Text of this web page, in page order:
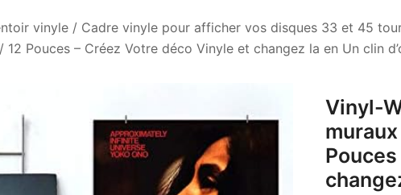
vinyle / Cadre vinyle pour afficher vos disques 33 et 45
12 Pouces – Créez Votre déco Vinyle et changez la en Un clin
Vinyl-